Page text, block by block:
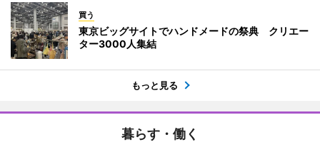
買う
東京ビッグサイトでハンドメードの祭典 クリエー
ター3000人集結
もっと見る
暮らす・働く